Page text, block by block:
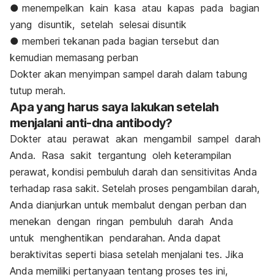
● menempelkan kain kasa atau kapas pada bagian
yang disuntik, setelah selesai disuntik
● memberi tekanan pada bagian tersebut dan
kemudian memasang perban
Dokter akan menyimpan sampel darah dalam tabung
tutup merah.
Apa yang harus saya lakukan setelah
menjalani anti-dna antibody?
Dokter atau perawat akan mengambil sampel darah
Anda. Rasa sakit tergantung oleh keterampilan
perawat, kondisi pembuluh darah dan sensitivitas Anda
terhadap rasa sakit. Setelah proses pengambilan darah,
Anda dianjurkan untuk membalut dengan perban dan
menekan dengan ringan pembuluh darah Anda
untuk menghentikan pendarahan. Anda dapat
beraktivitas seperti biasa setelah menjalani tes. Jika
Anda memiliki pertanyaan tentang proses tes ini,